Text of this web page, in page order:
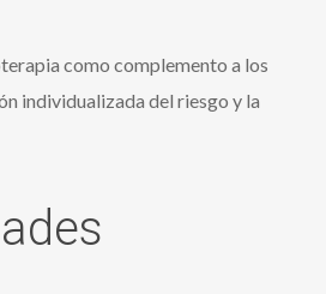
como complemento a los
individualizada del riesgo y la